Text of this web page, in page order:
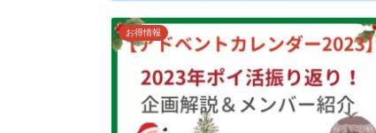
お得情報